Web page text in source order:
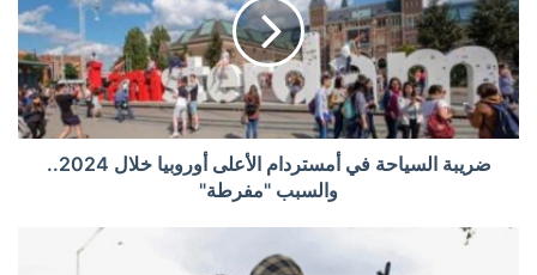
ضريبة السياحة في أمستردام الأعلى أوروبيا خلال 2024..
والسبب "مفرطة"